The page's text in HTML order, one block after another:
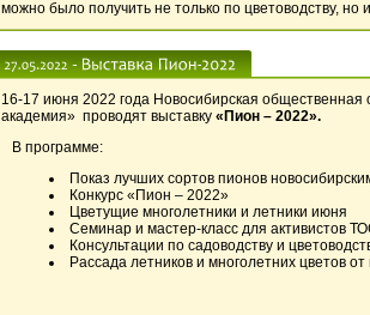
можно было получить не только по цветоводству, но
16-17 июня 2022 года Новосибирская общественная
академия» проводят выставку «Пион – 2022».
В программе:
Показ лучших сортов пионов
Конкурс «Пион – 2022»
Цветущие многолетники и летники июня
Семинар и мастер-класс для активистов
Консультации по садоводству и
Рассада летников и многолетних цветов